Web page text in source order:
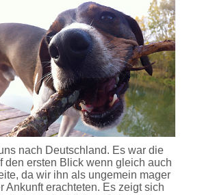
nach Deutschland. Es war die
den ersten Blick wenn gleich auch
da wir ihn als ungemein mager
Ankunft erachteten. Es zeigt sich